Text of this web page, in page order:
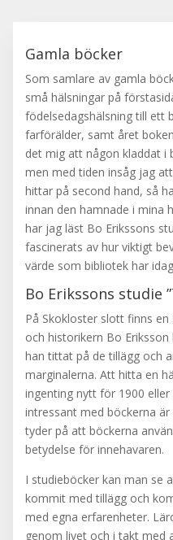
Gamla böcker
Som samlare av gamla
små hälsningar på
födelsedagshälsning till ett
farförälder, samt året
det mig att någon kladdat i
men med tiden insåg jag
hittar på second hand, så
innan den hamnade i mina
har jag läst Bo Erikssons
fascinerats av hur viktigt
värde som bibliotek har
Bo Erikssons studie
På Skokloster slott finns
och historikern Bo
han tittat på de tillägg och
marginalerna. Att hitta en
ingenting nytt för 1900
intressant med böckerna
tyder på att böckerna
betydelse för innehavaren.
I studieböcker kan man se
kommit med tillägg och
med egna erfarenheter.
genom livet och i takt med